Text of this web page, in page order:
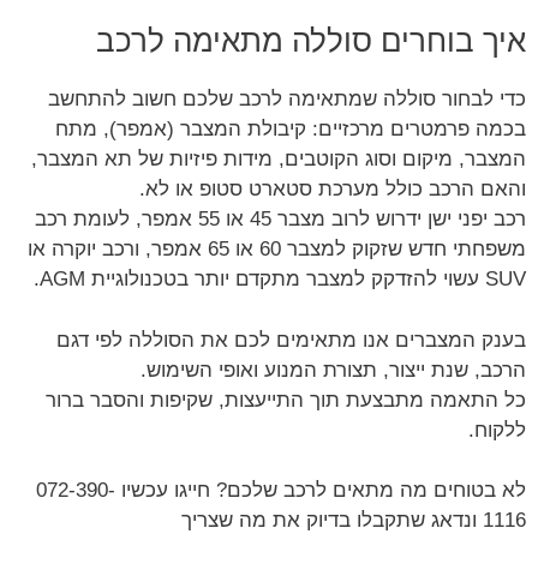
איך בוחרים סוללה מתאימה לרכב
כדי לבחור סוללה שמתאימה לרכב שלכם חשוב להתחשב
בכמה פרמטרים מרכזיים: קיבולת המצבר (אמפר), מתח
המצבר, מיקום וסוג הקוטבים, מידות פיזיות של תא המצבר,
והאם הרכב כולל מערכת סטארט סטופ או לא.
רכב יפני ישן ידרוש לרוב מצבר 45 או 55 אמפר, לעומת רכב
משפחתי חדש שזקוק למצבר 60 או 65 אמפר, ורכב יוקרה או
SUV עשוי להזדקק למצבר מתקדם יותר בטכנולוגיית AGM.
בענק המצברים אנו מתאימים לכם את הסוללה לפי דגם
הרכב, שנת ייצור, תצורת המנוע ואופי השימוש.
כל התאמה מתבצעת תוך התייעצות, שקיפות והסבר ברור
ללקוח.
לא בטוחים מה מתאים לרכב שלכם? חייגו עכשיו 072-390-
1116 ונדאג שתקבלו בדיוק את מה שצריך